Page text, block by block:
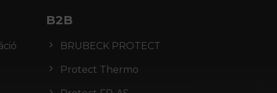
B2B
BRUBECK PROTECT
Protect Thermo